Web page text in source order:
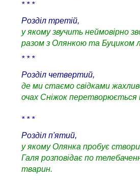
* * *
Розділ третій,
у якому звучить неймовірно
разом з Олянкою та Буциком
* * *
Розділ четвертий,
де ми стаємо свідками
очах Сніжок перетворюється
* * *
Розділ п'ятий,
у якому Олянка пробує
Галя розповідає по
тварин.